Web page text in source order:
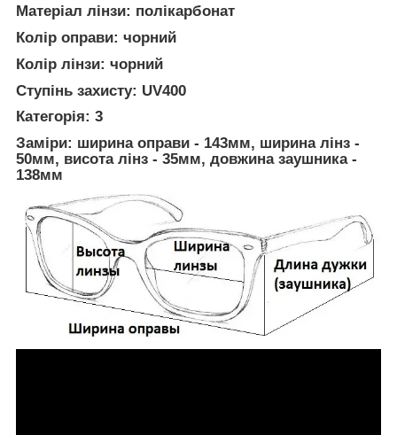
Матеріал лінзи: полікарбонат
Колір оправи: чорний
Колір лінзи: чорний
Ступінь захисту: UV400
Категорія: 3
Заміри: ширина оправи - 143мм, ширина лінз -
50мм, висота лінз - 35мм, довжина заушника -
138мм